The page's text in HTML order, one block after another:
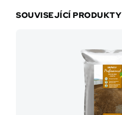
SOUVISEJÍCÍ PRODUKTY